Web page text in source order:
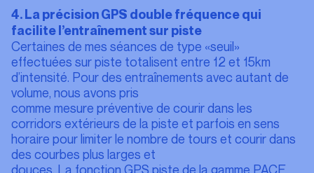
4. La précision GPS double fréquence qui
facilite l’entraînement sur piste
Certaines de mes séances de type «seuil»
effectuées sur piste totalisent entre 12 et 15km
d’intensité. Pour des entraînements avec autant de
volume, nous avons pris
comme mesure préventive de courir dans les
corridors extérieurs de la piste et parfois en sens
horaire pour limiter le nombre de tours et courir dans
des courbes plus larges et
douces. La fonction GPS piste de la gamme PACE